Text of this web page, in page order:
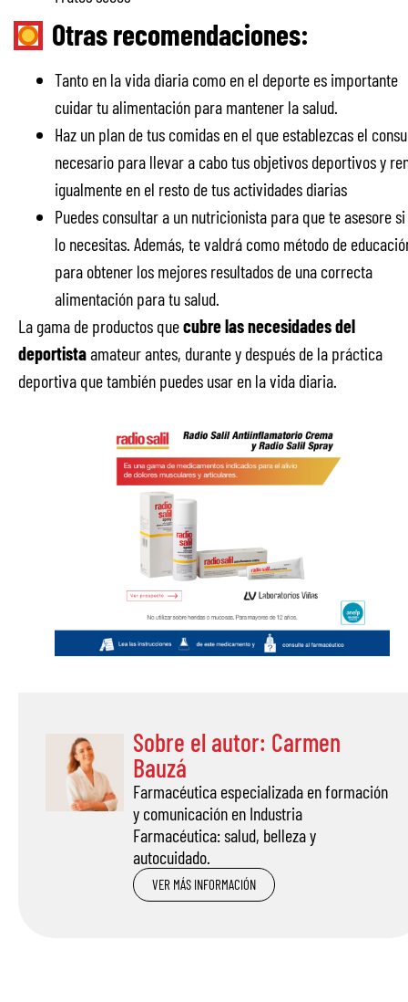
Otras recomendaciones:
Tanto en la vida diaria como en el deporte es importante
cuidar tu alimentación para mantener la salud.
Haz un plan de tus comidas en el que establezcas el
necesario para llevar a cabo tus objetivos deportivos y
igualmente en el resto de tus actividades diarias
Puedes consultar a un nutricionista para que te asesore
lo necesitas. Además, te valdrá como método de
para obtener los mejores resultados de una correcta
alimentación para tu salud.
La gama de productos quecubre las necesidades del
deportistaamateur antes, durante y después de la práctica
deportiva que también puedes usar en la vida diaria.
Sobre el autor: Carmen
Bauzá
Farmacéutica especializada en formación
y comunicación en Industria
Farmacéutica: salud, belleza y
autocuidado.
VER MÁS INFORMACIÓN